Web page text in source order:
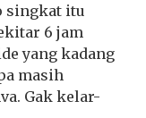
singkat itu
6 jam
yang kadang
masih
Gak kelar-